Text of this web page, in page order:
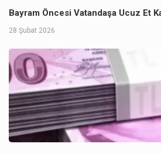
Bayram Öncesi Vatandaşa Ucuz Et
28 Şubat 2026